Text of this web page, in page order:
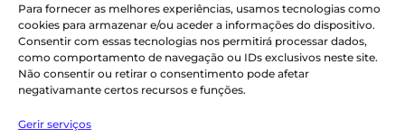
Para fornecer as melhores experiências, usamos tecnologias como
cookies para armazenar e/ou aceder a informações do dispositivo.
Consentir com essas tecnologias nos permitirá processar dados,
como comportamento de navegação ou IDs exclusivos neste site.
Não consentir ou retirar o consentimento pode afetar
negativamante certos recursos e funções.
Gerir serviços